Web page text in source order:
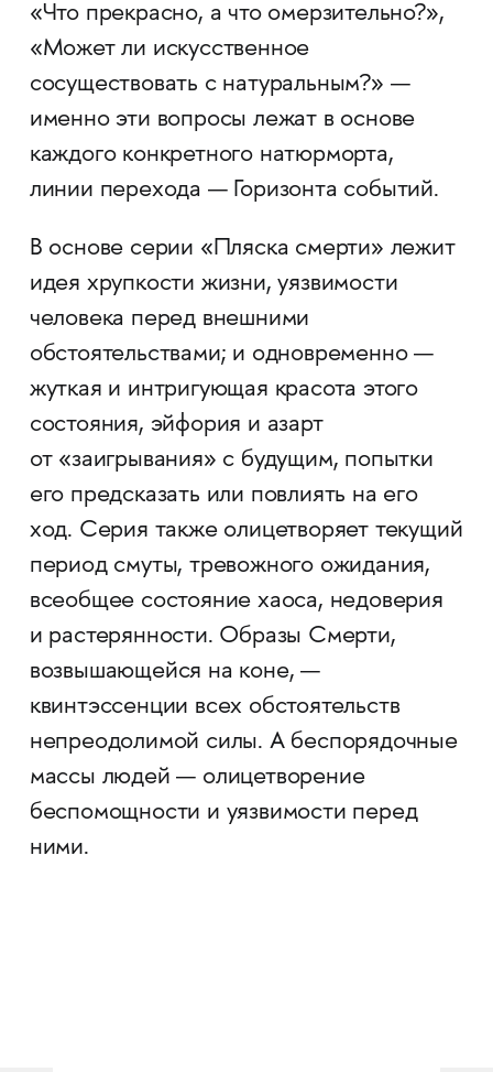
«Что прекрасно, а что омерзительно?»,
«Может ли искусственное
сосуществовать с натуральным?» —
именно эти вопросы лежат в основе
каждого конкретного натюрморта,
линии перехода — Горизонта событий.
В основе серии «Пляска смерти» лежит
идея хрупкости жизни, уязвимости
человека перед внешними
обстоятельствами; и одновременно —
жуткая и интригующая красота этого
состояния, эйфория и азарт
от «заигрывания» с будущим, попытки
его предсказать или повлиять на его
ход. Серия также олицетворяет текущий
период смуты, тревожного ожидания,
всеобщее состояние хаоса, недоверия
и растерянности. Образы Смерти,
возвышающейся на коне, —
квинтэссенции всех обстоятельств
непреодолимой силы. А беспорядочные
массы людей — олицетворение
беспомощности и уязвимости перед
ними.